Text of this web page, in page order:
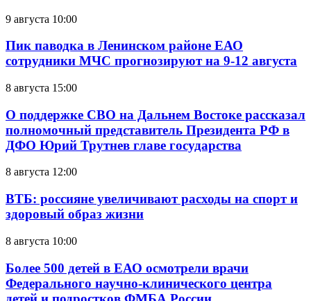
9 августа 10:00
Пик паводка в Ленинском районе ЕАО
сотрудники МЧС прогнозируют на 9-12 августа
8 августа 15:00
О поддержке СВО на Дальнем Востоке рассказал
полномочный представитель Президента РФ в
ДФО Юрий Трутнев главе государства
8 августа 12:00
ВТБ: россияне увеличивают расходы на спорт и
здоровый образ жизни
8 августа 10:00
Более 500 детей в ЕАО осмотрели врачи
Федерального научно-клинического центра